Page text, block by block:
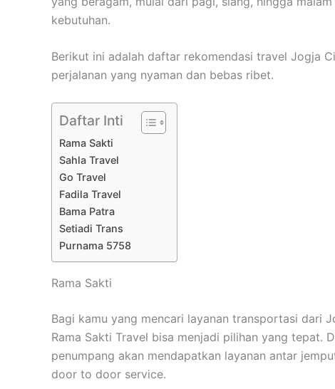
kebutuhan.
Berikut ini adalah daftar rekomendasi travel Jogja
perjalanan yang nyaman dan bebas ribet.
Daftar Inti
Rama Sakti
Sahla Travel
Go Travel
Fadila Travel
Bama Patra
Setiadi Trans
Purnama 5758
Rama Sakti
Bagi kamu yang mencari layanan transportasi dari
Rama Sakti Travel bisa menjadi pilihan yang tepat.
penumpang akan mendapatkan layanan antar
door to door service.